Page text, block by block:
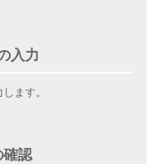
入力
ます。
確認